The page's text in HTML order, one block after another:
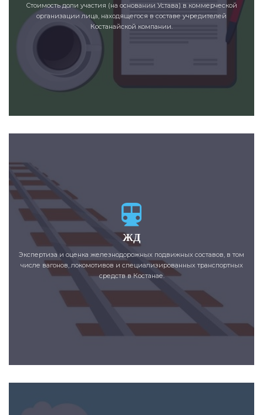
Стоимость доли участия (на основании Устава) в коммерческой
организации лица, находящегося в составе учредителей
Костанайской компании.
ЖД
Экспертиза и оценка железнодорожных подвижных составов, в том
числе вагонов, локомотивов и специализированных транспортных
средств в Костанае.